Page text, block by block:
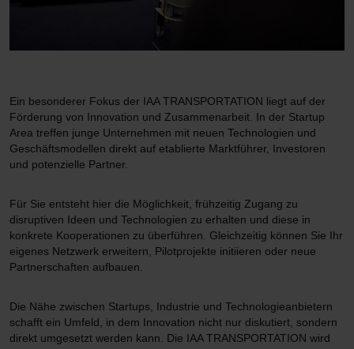
Ein besonderer Fokus der IAA TRANSPORTATION liegt auf der
Förderung von Innovation und Zusammenarbeit. In der Startup
Area treffen junge Unternehmen mit neuen Technologien und
Geschäftsmodellen direkt auf etablierte Marktführer, Investoren
und potenzielle Partner.
Für Sie entsteht hier die Möglichkeit, frühzeitig Zugang zu
disruptiven Ideen und Technologien zu erhalten und diese in
konkrete Kooperationen zu überführen. Gleichzeitig können Sie Ihr
eigenes Netzwerk erweitern, Pilotprojekte initiieren oder neue
Partnerschaften aufbauen.
Die Nähe zwischen Startups, Industrie und Technologieanbietern
schafft ein Umfeld, in dem Innovation nicht nur diskutiert, sondern
direkt umgesetzt werden kann. Die IAA TRANSPORTATION wird